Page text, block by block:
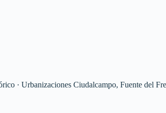
· Urbanizaciones Ciudalcampo, Fuente del